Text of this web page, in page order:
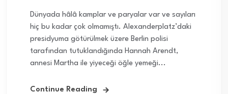
Dünyada hâlâ kamplar ve paryalar var ve sayıları
hiç bu kadar çok olmamıştı. Alexanderplatz’daki
presidyuma götürülmek üzere Berlin polisi
tarafından tutuklandığında Hannah Arendt,
annesi Martha ile yiyeceği öğle yemeği...
Continue Reading